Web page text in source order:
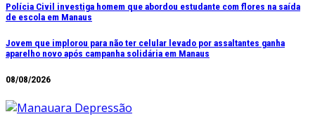
Polícia Civil investiga homem que abordou estudante com flores na saída
de escola em Manaus
Jovem que implorou para não ter celular levado por assaltantes ganha
aparelho novo após campanha solidária em Manaus
08/08/2026